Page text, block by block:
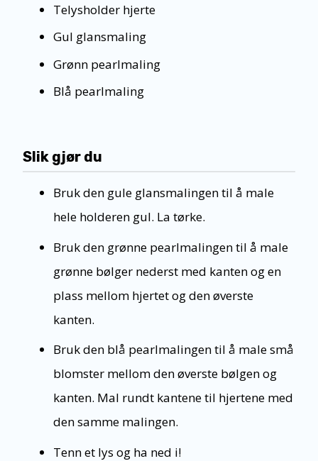
Telysholder hjerte
Gul glansmaling
Grønn pearlmaling
Blå pearlmaling
Slik gjør du
Bruk den gule glansmalingen til å male
hele holderen gul. La tørke.
Bruk den grønne pearlmalingen til å male
grønne bølger nederst med kanten og en
plass mellom hjertet og den øverste
kanten.
Bruk den blå pearlmalingen til å male små
blomster mellom den øverste bølgen og
kanten. Mal rundt kantene til hjertene med
den samme malingen.
Tenn et lys og ha ned i!